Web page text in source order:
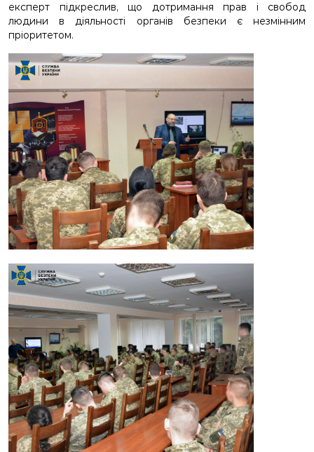
експерт підкреслив, що дотримання прав і свобод
людини в діяльності органів безпеки є незмінним
пріоритетом.